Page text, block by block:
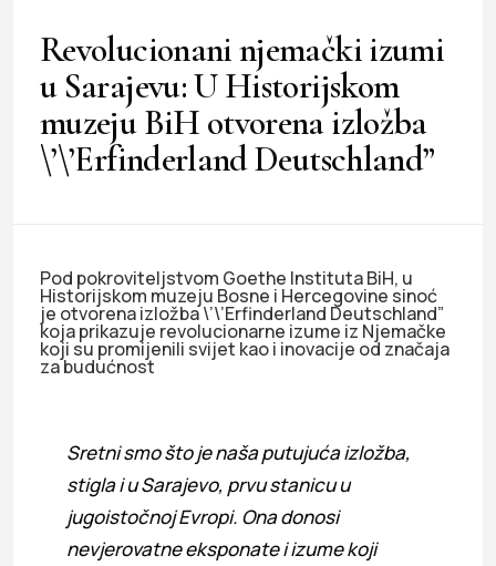
Revolucionani njemački izumi
u Sarajevu: U Historijskom
muzeju BiH otvorena izložba
\’\’Erfinderland Deutschland”
Pod pokroviteljstvom Goethe Instituta BiH, u
Historijskom muzeju Bosne i Hercegovine sinoć
je otvorena izložba \’\’Erfinderland Deutschland”
koja prikazuje revolucionarne izume iz Njemačke
koji su promijenili svijet kao i inovacije od značaja
za budućnost
Sretni smo što je naša putujuća izložba,
stigla i u Sarajevo, prvu stanicu u
jugoistočnoj Evropi. Ona donosi
nevjerovatne eksponate i izume koji